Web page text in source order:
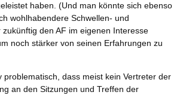
haben. (Und man könnte sich ebenso
wohlhabendere Schwellen- und
zukünftig den AF im eigenen Interesse
noch stärker von seinen Erfahrungen zu
problematisch, dass meist kein Vertreter der
an den Sitzungen und Treffen der